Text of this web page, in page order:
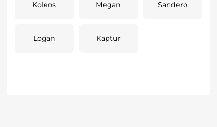
Koleos Megan Sandero
Logan Kaptur